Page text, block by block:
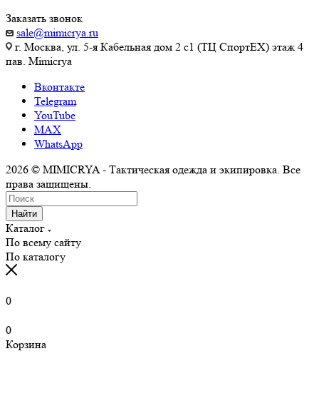
Заказать звонок
sale@mimicrya.ru
г. Москва, ул. 5-я Кабельная дом 2 с1 (ТЦ СпортEX) этаж 4
пав. Mimicrya
Вконтакте
Telegram
YouTube
MAX
WhatsApp
2026 © MIMICRYA - Тактическая одежда и экипировка. Все
права защищены.
Найти
Каталог
По всему сайту
По каталогу
0
0
Корзина